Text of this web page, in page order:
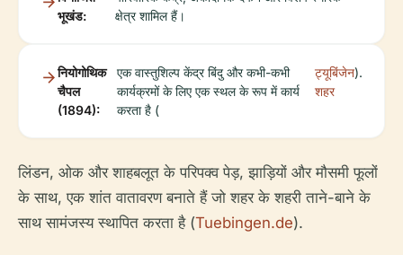
भूखंड:
क्षेत्र शामिल हैं।
नियोगोथिक
चैपल
(1894):
एक वास्तुशिल्प केंद्र बिंदु और कभी-कभी
कार्यक्रमों के लिए एक स्थल के रूप में कार्य
करता है (
ट्यूबिंजेन
शहर
).
लिंडन, ओक और शाहबलूत के परिपक्व पेड़, झाड़ियों और मौसमी फूलों
के साथ, एक शांत वातावरण बनाते हैं जो शहर के शहरी ताने-बाने के
साथ सामंजस्य स्थापित करता है (Tuebingen.de).